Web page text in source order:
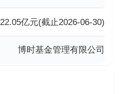
22.05亿元(截止2026-06-30)
博时基金管理有限公司